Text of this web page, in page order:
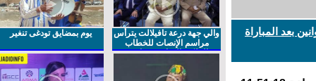
بعد المباراة
والي جهة درعة تافيلالت يترأس
مراسم الإنصات للخطاب
الملكي السامي بمناسبة
يوم بمضايق تودغى تنغير